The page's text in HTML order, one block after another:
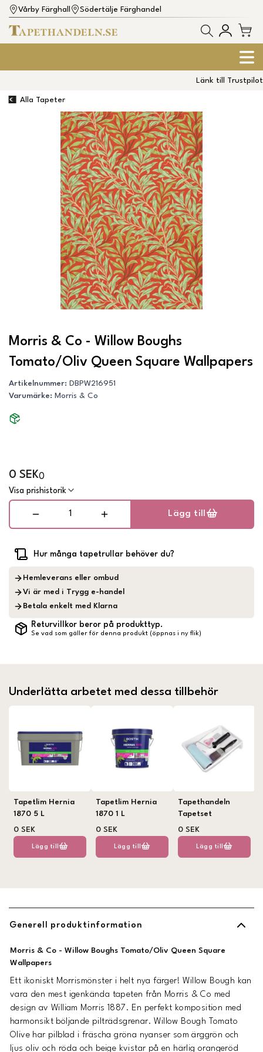
Vårby Färghall Södertälje Färghandel
Länk till Trustpilot
Alla Tapeter
Morris & Co - Willow Boughs
Tomato/Oliv Queen Square Wallpapers
Artikelnummer: DBPW216951
Varumärke: Morris & Co
0 SEK0
Visa prishistorik
Lägg till
Hur många tapetrullar behöver du?
Hemleverans eller ombud
Vi är med i Trygg e-handel
Betala enkelt med Klarna
Returvillkor beror på produkttyp.
Se vad som gäller för denna produkt (öppnas i ny flik)
Underlätta arbetet med dessa tillbehör
Tapetlim Hernia
1870 5 L
0 SEK
Lägg till
Tapetlim Hernia
1870 1 L
0 SEK
Lägg till
Tapethandeln
Tapetset
0 SEK
Lägg till
Generell produktinformation
Morris & Co - Willow Boughs Tomato/Oliv Queen Square
Wallpapers
Ett ikoniskt Morrismönster i helt nya färger! Willow Bough kan
vara den mest igenkända tapeten från Morris & Co med
design av William Morris 1887. En perfekt komposition med
harmonsikt böljande pilträdsgrenar. Willow Bough Tomato
Olive har pilblad i fräscha gröna nyanser som ärggrön och
ljus oliv och röda och beige kvistar på en härlig orangeröd